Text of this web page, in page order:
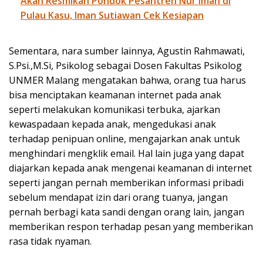
Pulau Kasu, Iman Sutiawan Cek Kesiapan
Sementara, nara sumber lainnya, Agustin Rahmawati,
S.Psi.,M.Si, Psikolog sebagai Dosen Fakultas Psikolog
UNMER Malang mengatakan bahwa, orang tua harus
bisa menciptakan keamanan internet pada anak
seperti melakukan komunikasi terbuka, ajarkan
kewaspadaan kepada anak, mengedukasi anak
terhadap penipuan online, mengajarkan anak untuk
menghindari mengklik email. Hal lain juga yang dapat
diajarkan kepada anak mengenai keamanan di internet
seperti jangan pernah memberikan informasi pribadi
sebelum mendapat izin dari orang tuanya, jangan
pernah berbagi kata sandi dengan orang lain, jangan
memberikan respon terhadap pesan yang memberikan
rasa tidak nyaman.